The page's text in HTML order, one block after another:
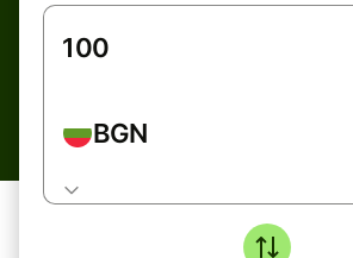
BGN